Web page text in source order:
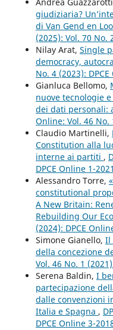
giudiziaria?
di Van Gend en
(2025): Vol. 70 No.
Nilay Arat, Single
democracy,
No. 4 (2023):
Gianluca Bellomo,
nuove tecnologie
dei dati personali:
Online: Vol. 46 No.
Claudio Martinelli,
Constitution alla
interne ai partiti ,
DPCE Online 1-2021
Alessandro Torre,
constitutional
A New Britain:
Rebuilding Our
(2024): DPCE
Simone Gianello, Il
della concezione
Vol. 46 No. 1
Serena Baldin, I
partecipazione
dalle convenzioni
Italia e Spagna ,
DPCE Online 3-